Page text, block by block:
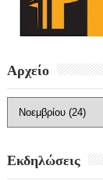
Αρχείο
Εκδηλώσεις